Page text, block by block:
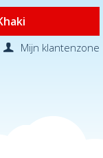
Mijn klantenzone